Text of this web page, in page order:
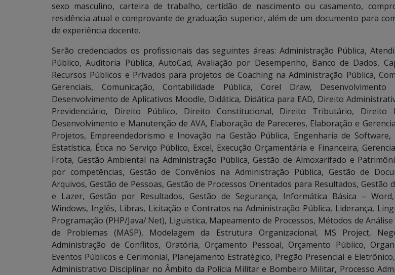
sexo masculino, carteira de trabalho, certidão de nascimento ou casamento,
residência atual e comprovante de graduação superior, além de um documento para
de experiência docente.
Serão credenciados os profissionais das seguintes áreas: Administração Pública,
Público, Auditoria Pública, AutoCad, Avaliação por Desempenho, Banco de Dados,
Recursos Públicos e Privados para projetos de Coaching na Administração Pública,
Gerenciais, Comunicação, Contabilidade Pública, Corel Draw, Desenvolvimento
Desenvolvimento de Aplicativos Moodle, Didática, Didática para EAD, Direito
Previdenciário, Direito Público, Direito Constitucional, Direito Tributário, Direito
Desenvolvimento e Manutenção de AVA, Elaboração de Pareceres, Elaboração e
Projetos, Empreendedorismo e Inovação na Gestão Pública, Engenharia de Software,
Estatística, Ética no Serviço Público, Excel, Execução Orçamentária e Financeira,
Frota, Gestão Ambiental na Administração Pública, Gestão de Almoxarifado e
por competências, Gestão de Convênios na Administração Pública, Gestão de
Arquivos, Gestão de Pessoas, Gestão de Processos Orientados para Resultados, Gestão
e Lazer, Gestão por Resultados, Gestão de Segurança, Informática Básica –
Windows, Inglês, Libras, Licitação e Contratos na Administração Pública, Liderança,
Programação (PHP/Java/.Net), Liguistica, Mapeamento de Processos, Métodos de Análise
de Problemas (MASP), Modelagem da Estrutura Organizacional, MS Project,
Administração de Conflitos, Oratória, Orçamento Pessoal, Orçamento Público,
Eventos Públicos e Cerimonial, Planejamento Estratégico, Pregão Presencial e
Administrativo Disciplinar no Âmbito da Polícia Militar e Bombeiro Militar, Processo